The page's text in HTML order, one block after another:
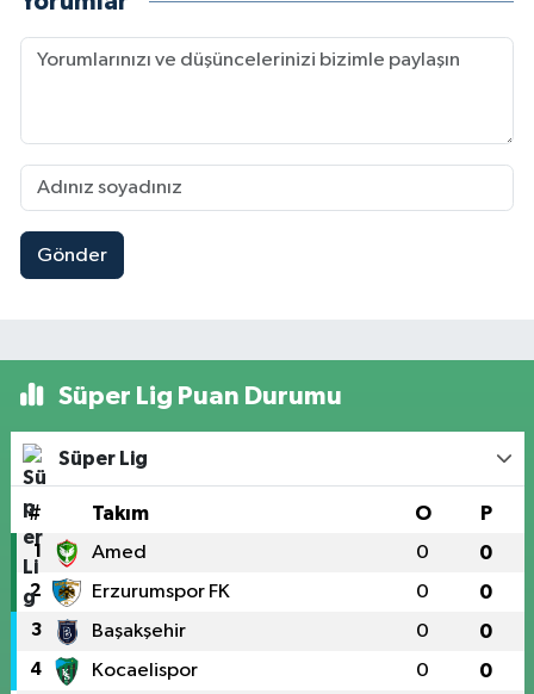
Gönder
Süper Lig Puan Durumu
Süper Lig
# Takım O P
1 Amed 0 0
2 Erzurumspor FK 0 0
3 Başakşehir 0 0
4 Kocaelispor 0 0